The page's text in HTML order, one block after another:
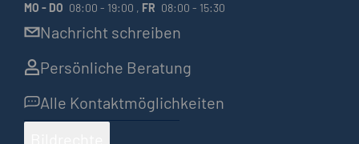
MO - DO 08:00 - 19:00 , FR 08:00 - 15:30
Nachricht schreiben
Persönliche Beratung
Alle Kontaktmöglichkeiten